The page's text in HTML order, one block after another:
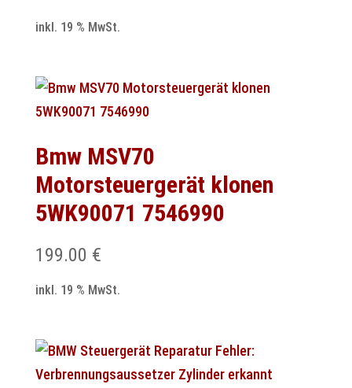
inkl. 19 % MwSt.
Bmw MSV70
Motorsteuergerät klonen
5WK90071 7546990
199.00 €
inkl. 19 % MwSt.